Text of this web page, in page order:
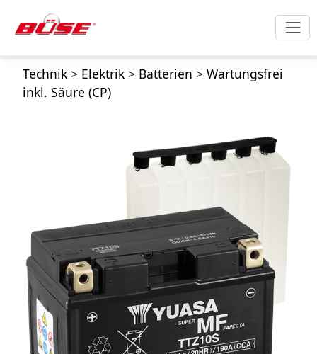
Technik> Elektrik> Batterien > Wartungsfrei
inkl. Säure (CP)